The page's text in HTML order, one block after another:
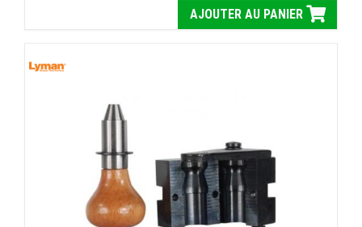
AJOUTER AU PANIER